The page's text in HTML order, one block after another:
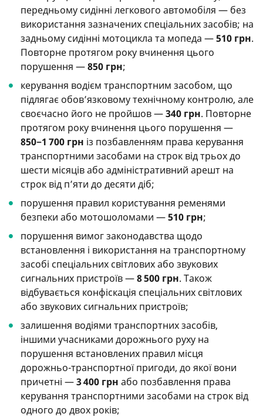
передньому сидінні легкового автомобіля — без
використання зазначених спеціальних засобів; на
задньому сидінні мотоцикла та мопеда —510 грн.
Повторне протягом року вчинення цього
порушення —850 грн;
керування водієм транспортним засобом, що
підлягає обов’язковому технічному контролю, але
своєчасно його не пройшов —340 грн. Повторне
протягом року вчинення цього порушення —
850−1 700 грн із позбавленням права керування
транспортними засобами на строк від трьох до
шести місяців або адміністративний арешт на
строк від п’яти до десяти діб;
порушення правил користування ременями
безпеки або мотошоломами —510 грн;
порушення вимог законодавства щодо
встановлення і використання на транспортному
засобі спеціальних світлових або звукових
сигнальних пристроїв —8 500 грн. Також
відбувається конфіскація спеціальних світлових
або звукових сигнальних пристроїв;
залишення водіями транспортних засобів,
іншими учасниками дорожнього руху на
порушення встановлених правил місця
дорожньо-транспортної пригоди, до якої вони
причетні —3 400 грн або позбавлення права
керування транспортними засобами на строк від
одного до двох років;